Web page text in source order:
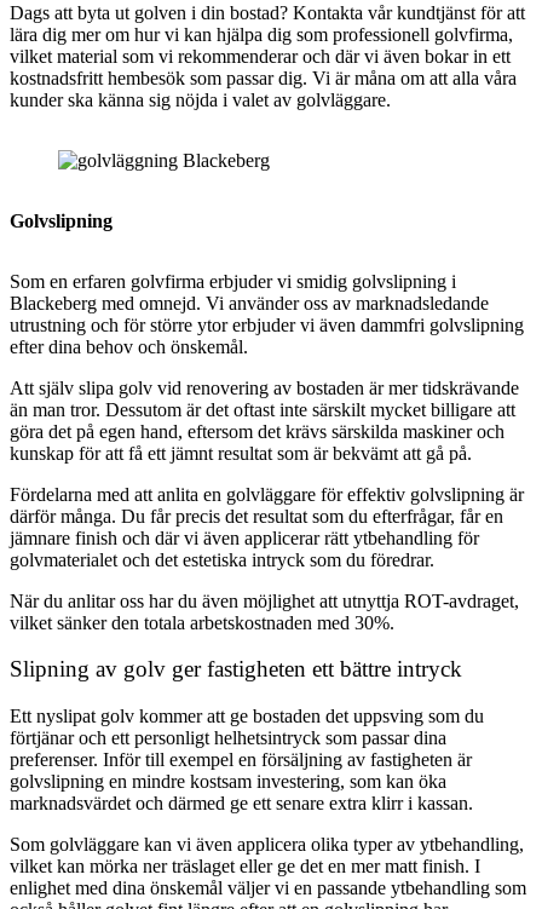
Dags att byta ut golven i din bostad? Kontakta vår kundtjänst för att
lära dig mer om hur vi kan hjälpa dig som professionell golvfirma,
vilket material som vi rekommenderar och där vi även bokar in ett
kostnadsfritt hembesök som passar dig. Vi är måna om att alla våra
kunder ska känna sig nöjda i valet av golvläggare.
Golvslipning
Som en erfaren golvfirma erbjuder vi smidig golvslipning i
Blackeberg med omnejd. Vi använder oss av marknadsledande
utrustning och för större ytor erbjuder vi även dammfri golvslipning
efter dina behov och önskemål.
Att själv slipa golv vid renovering av bostaden är mer tidskrävande
än man tror. Dessutom är det oftast inte särskilt mycket billigare att
göra det på egen hand, eftersom det krävs särskilda maskiner och
kunskap för att få ett jämnt resultat som är bekvämt att gå på.
Fördelarna med att anlita en golvläggare för effektiv golvslipning är
därför många. Du får precis det resultat som du efterfrågar, får en
jämnare finish och där vi även applicerar rätt ytbehandling för
golvmaterialet och det estetiska intryck som du föredrar.
När du anlitar oss har du även möjlighet att utnyttja ROT-avdraget,
vilket sänker den totala arbetskostnaden med 30%.
Slipning av golv ger fastigheten ett bättre intryck
Ett nyslipat golv kommer att ge bostaden det uppsving som du
förtjänar och ett personligt helhetsintryck som passar dina
preferenser. Inför till exempel en försäljning av fastigheten är
golvslipning en mindre kostsam investering, som kan öka
marknadsvärdet och därmed ge ett senare extra klirr i kassan.
Som golvläggare kan vi även applicera olika typer av ytbehandling,
vilket kan mörka ner träslaget eller ge det en mer matt finish. I
enlighet med dina önskemål väljer vi en passande ytbehandling som